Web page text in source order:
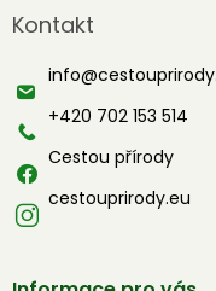
p
t
Kontakt
info@
+420 702 153 514
Cestou přírody
cestouprirody.eu